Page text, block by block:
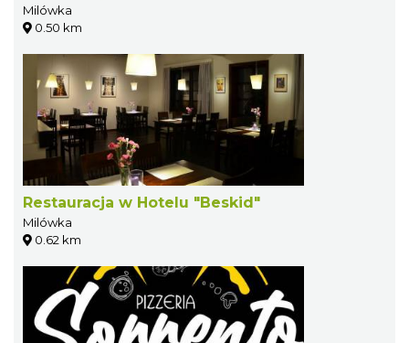
Milówka
0.50 km
Restauracja w Hotelu "Beskid"
Milówka
0.62 km